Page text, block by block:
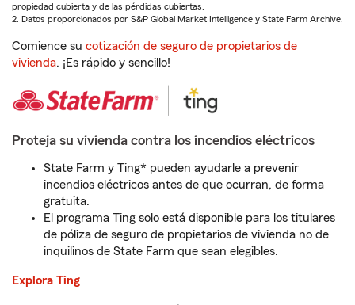
propiedad cubierta y de las pérdidas cubiertas.
2. Datos proporcionados por S&P Global Market Intelligence y State Farm Archive.
Comience su cotización de seguro de propietarios de
vivienda. ¡Es rápido y sencillo!
Proteja su vivienda contra los incendios eléctricos
State Farm y Ting* pueden ayudarle a prevenir
incendios eléctricos antes de que ocurran, de forma
gratuita.
El programa Ting solo está disponible para los titulares
de póliza de seguro de propietarios de vivienda no de
inquilinos de State Farm que sean elegibles.
Explora Ting